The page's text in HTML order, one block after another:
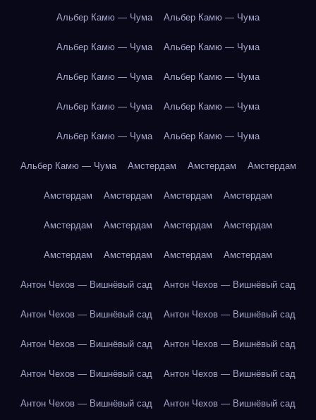
Альбер Камю — Чума Альбер Камю — Чума
Альбер Камю — Чума Альбер Камю — Чума
Альбер Камю — Чума Альбер Камю — Чума
Альбер Камю — Чума Альбер Камю — Чума
Альбер Камю — Чума Альбер Камю — Чума
Альбер Камю — Чума Амстердам Амстердам Амстердам
Амстердам Амстердам Амстердам Амстердам
Амстердам Амстердам Амстердам Амстердам
Амстердам Амстердам Амстердам Амстердам
Антон Чехов — Вишнёвый сад Антон Чехов — Вишнёвый сад
Антон Чехов — Вишнёвый сад Антон Чехов — Вишнёвый сад
Антон Чехов — Вишнёвый сад Антон Чехов — Вишнёвый сад
Антон Чехов — Вишнёвый сад Антон Чехов — Вишнёвый сад
Антон Чехов — Вишнёвый сад Антон Чехов — Вишнёвый сад